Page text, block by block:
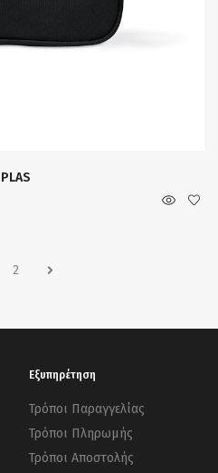
PLAS
2
Εξυπηρέτηση
Τρόποι Παραγγελίας
Τρόποι Πληρωμής
Τρόποι Αποστολής